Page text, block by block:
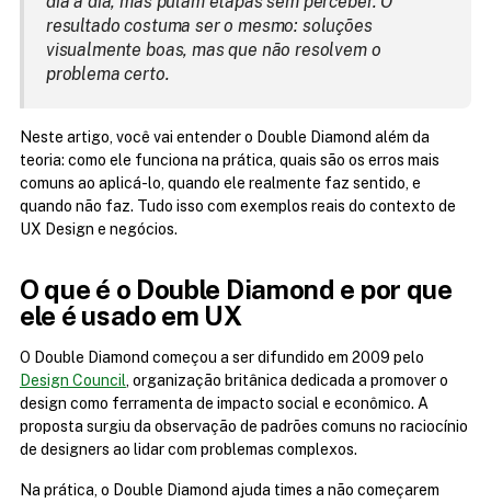
resultado costuma ser o mesmo: soluções
visualmente boas, mas que não resolvem o
problema certo.
Neste artigo, você vai entender o Double Diamond além da
teoria: como ele funciona na prática, quais são os erros mais
comuns ao aplicá-lo, quando ele realmente faz sentido, e
quando não faz. Tudo isso com exemplos reais do contexto de
UX Design e negócios.
O que é o Double Diamond e por que
ele é usado em UX
Design Council, organização britânica dedicada a promover o
design como ferramenta de impacto social e econômico. A
proposta surgiu da observação de padrões comuns no raciocínio
de designers ao lidar com problemas complexos.
Na prática, o Double Diamond ajuda times a não começarem